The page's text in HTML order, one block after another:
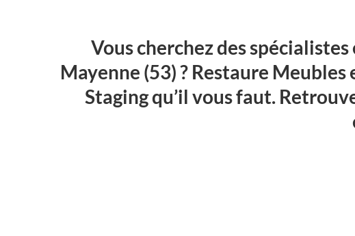
Vous cherchez des
Mayenne (53) ? Restaure
Staging qu’il vous faut.